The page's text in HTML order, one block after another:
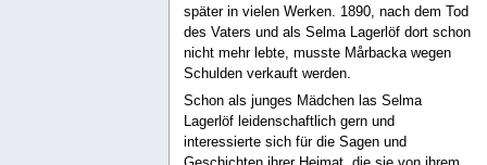
später in vielen Werken. 1890, nach dem Tod
des Vaters und als Selma Lagerlöf dort schon
nicht mehr lebte, musste Mårbacka wegen
Schulden verkauft werden.
Schon als junges Mädchen las Selma
Lagerlöf leidenschaftlich gern und
interessierte sich für die Sagen und